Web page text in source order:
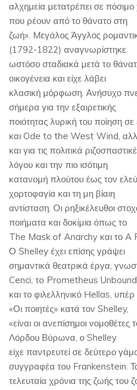
αλχημεία μετατρέπει σε
που ρέουν από το θάνατο στη
ζωή». Mεγάλος Άγγλος
(1792-1822) αναγνωρίστηκε
ωστόσο σταδιακά μετά το
οικογένεια και είχε λάβει
κλασική μόρφωση. Ανήσυχο
σήμερα για την εξαιρετικής
ποιότητας λυρική του ποίηση
και Ode to the West Wind,
και για τις πολιτικά
λόγου και την πιο ισότιμη
κατανομή πλούτου έως τον
χορτοφαγία και τη μη βίαιη
αντίσταση. Οι ρηξικέλευθοι
ποιήματα και δοκίμια όπως το
The Mask of Anarchy και το
Ο Shelley έχει επίσης γράψει
σημαντικά θεατρικά έργα,
Cenci, τo Prometheus Unbound
και το φιλελληνικό Hellas,
«Οι ποιητές» κατά τον Shelley,
«είναι οι ανεπίσημοι
Λόρδου Βύρωνα, ο Shelley
είχε παντρευτεί σε δεύτερο
συγγραφέα του Frankenstein.
τελευταία χρόνια της ζωής του